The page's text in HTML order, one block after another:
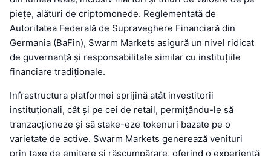
piețe, alături de criptomonede. Reglementată de
Autoritatea Federală de Supraveghere Financiară din
Germania (BaFin), Swarm Markets asigură un nivel ridicat
de guvernanță și responsabilitate similar cu instituțiile
financiare tradiționale.
Infrastructura platformei sprijină atât investitorii
instituționali, cât și pe cei de retail, permițându-le să
tranzacționeze și să stake-eze tokenuri bazate pe o
varietate de active. Swarm Markets generează venituri
prin taxe de emitere și răscumpărare, oferind o experiență